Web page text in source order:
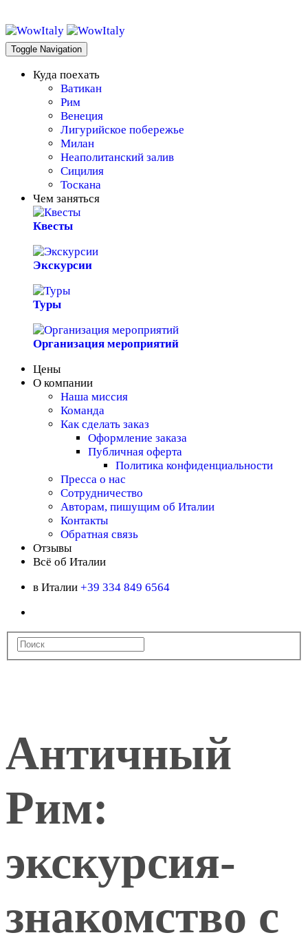
Toggle Navigation
Куда поехать
Ватикан
Рим
Венеция
Лигурийское побережье
Милан
Неаполитанский залив
Сицилия
Тоскана
Чем заняться
Квесты
Экскурсии
Туры
Организация мероприятий
Цены
О компании
Наша миссия
Команда
Как сделать заказ
Оформление заказа
Публичная оферта
Политика конфиденциальности
Пресса о нас
Сотрудничество
Авторам, пишущим об Италии
Контакты
Обратная связь
Отзывы
Всё об Италии
в Италии +39 334 849 6564
Античный
Рим:
экскурсия-
знакомство с